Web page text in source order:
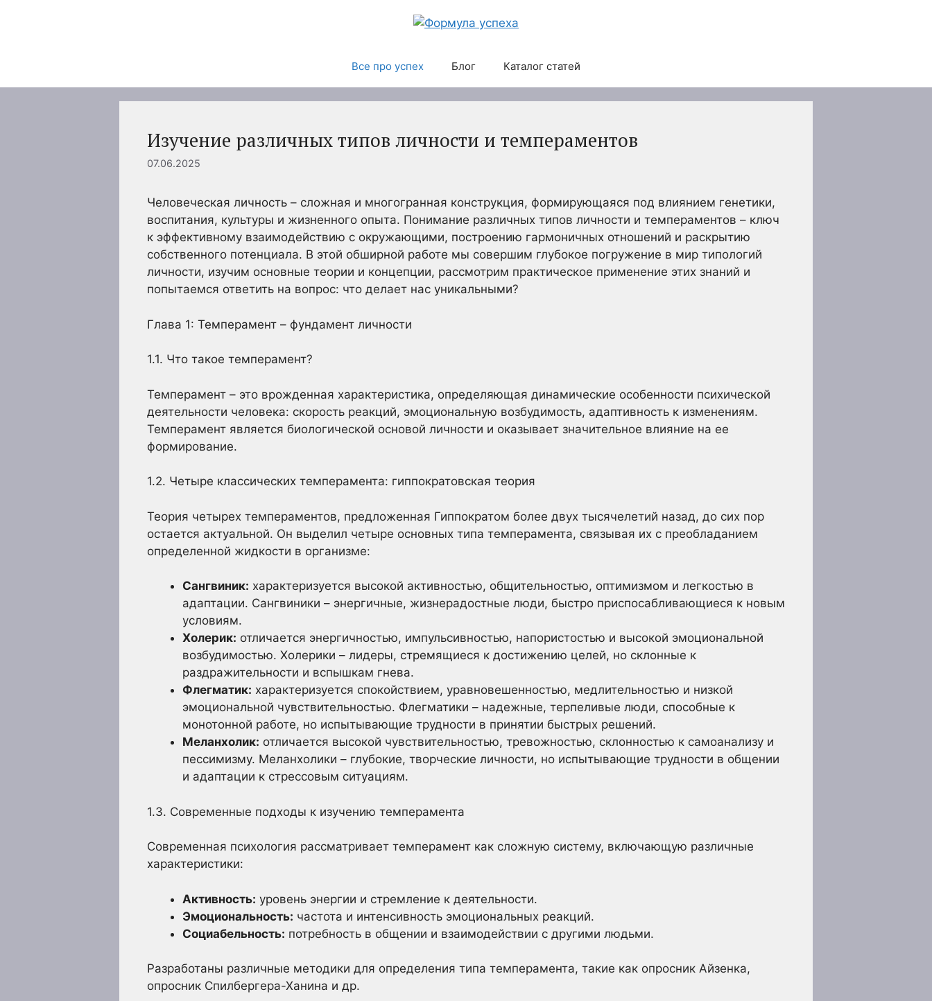
Все про успех Блог Каталог статей
Изучение различных типов личности и темпераментов
07.06.2025
Человеческая личность – сложная и многогранная конструкция, формирующаяся под влиянием генетики,
воспитания, культуры и жизненного опыта. Понимание различных типов личности и темпераментов – ключ
к эффективному взаимодействию с окружающими, построению гармоничных отношений и раскрытию
собственного потенциала. В этой обширной работе мы совершим глубокое погружение в мир типологий
личности, изучим основные теории и концепции, рассмотрим практическое применение этих знаний и
попытаемся ответить на вопрос: что делает нас уникальными?
Глава 1: Темперамент – фундамент личности
1.1. Что такое темперамент?
Темперамент – это врожденная характеристика, определяющая динамические особенности психической
деятельности человека: скорость реакций, эмоциональную возбудимость, адаптивность к изменениям.
Темперамент является биологической основой личности и оказывает значительное влияние на ее
формирование.
1.2. Четыре классических темперамента: гиппократовская теория
Теория четырех темпераментов, предложенная Гиппократом более двух тысячелетий назад, до сих пор
остается актуальной. Он выделил четыре основных типа темперамента, связывая их с преобладанием
определенной жидкости в организме:
Сангвиник: характеризуется высокой активностью, общительностью, оптимизмом и легкостью в
адаптации. Сангвиники – энергичные, жизнерадостные люди, быстро приспосабливающиеся к новым
условиям.
Холерик: отличается энергичностью, импульсивностью, напористостью и высокой эмоциональной
возбудимостью. Холерики – лидеры, стремящиеся к достижению целей, но склонные к
раздражительности и вспышкам гнева.
Флегматик: характеризуется спокойствием, уравновешенностью, медлительностью и низкой
эмоциональной чувствительностью. Флегматики – надежные, терпеливые люди, способные к
монотонной работе, но испытывающие трудности в принятии быстрых решений.
Меланхолик: отличается высокой чувствительностью, тревожностью, склонностью к самоанализу и
пессимизму. Меланхолики – глубокие, творческие личности, но испытывающие трудности в общении
и адаптации к стрессовым ситуациям.
1.3. Современные подходы к изучению темперамента
Современная психология рассматривает темперамент как сложную систему, включающую различные
характеристики:
Активность: уровень энергии и стремление к деятельности.
Эмоциональность: частота и интенсивность эмоциональных реакций.
Социабельность: потребность в общении и взаимодействии с другими людьми.
Разработаны различные методики для определения типа темперамента, такие как опросник Айзенка,
опросник Спилбергера-Ханина и др.